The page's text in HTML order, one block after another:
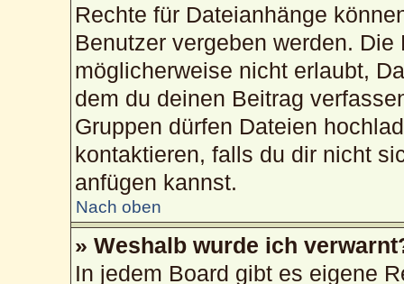
Rechte für Dateianhänge
Benutzer vergeben werden.
möglicherweise nicht erlaubt,
dem du deinen Beitrag
Gruppen dürfen Dateien
kontaktieren, falls du dir nicht
anfügen kannst.
Nach oben
» Weshalb wurde ich
In jedem Board gibt es eigene